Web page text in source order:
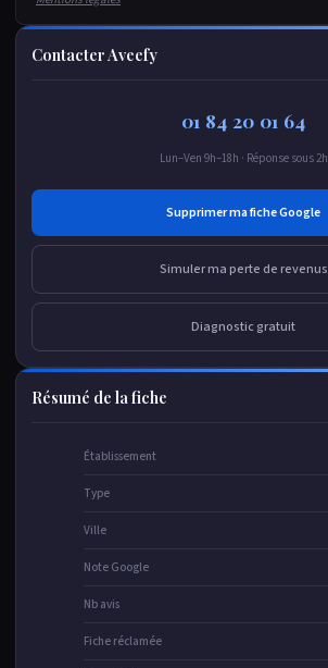
Contacter Aveefy
01 84 20 01 64
Lun–Ven 9h–18h · Réponse sous 2h
Supprimer ma fiche Google
Simuler ma perte de revenus
Diagnostic gratuit
Résumé de la fiche
Établissement
Type
Ville
Note Google
Nb avis
Fiche réclamée